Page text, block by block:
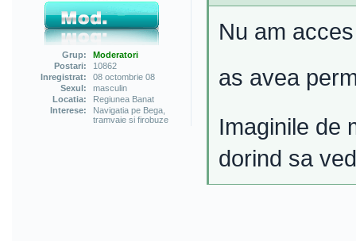
Grup:
Moderatori
Postari:
10862
Inregistrat:
08 octombrie 08
Sexul:
masculin
Locatia:
Regiunea Banat
Interese:
Navigatia pe Bega,
tramvaie si firobuze
Nu am
as avea
Imaginile de
dorind sa